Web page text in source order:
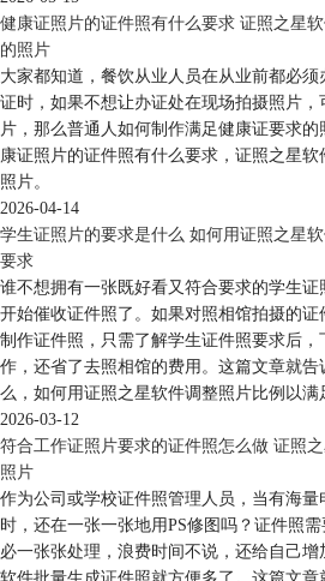
健康证照片的证件照有什么要求 证照之星
的照片
大家都知道，餐饮从业人员在从业前都必
证时，如果不想让办证处在现场拍摄照片
片，那么普通人如何制作满足健康证要求
康证照片的证件照有什么要求，证照之星
照片。
2026-04-14
学生证照片的要求是什么 如何用证照之星
要求
谁不想拥有一张既好看又符合要求的学生证
开始催收证件照了。如果对照相馆拍摄的
制作证件照，只需了解学生证件照要求后，
作，还省了去照相馆的费用。这篇文章就
么，如何用证照之星软件调整照片比例以满
2026-03-12
符合工作证照片要求的证件照怎么做 证照
照片
作为公司或学校证件照管理人员，当有海
时，还在一张一张地用PS修图吗？证件照
必一张张处理，浪费时间不说，还给自己